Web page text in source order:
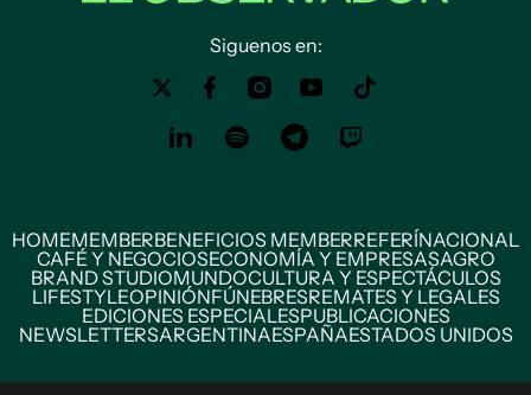
Siguenos en:
HOMEMEMBERBENEFICIOS MEMBERREFERÍNACIONAL
CAFÉ Y NEGOCIOSECONOMÍA Y EMPRESASAGRO
BRAND STUDIOMUNDOCULTURA Y ESPECTÁCULOS
LIFESTYLEOPINIÓNFÚNEBRESREMATES Y LEGALES
EDICIONES ESPECIALESPUBLICACIONES
NEWSLETTERSARGENTINAESPAÑAESTADOS UNIDOS